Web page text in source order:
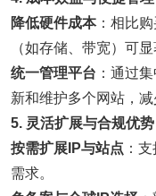
降低硬件成本：相比
（如存储、带宽）可
统一管理平台 ：通过
新和维护多个网站，减
5. 灵活扩展与合规优势
按需扩展IP与站点 ：
需求。